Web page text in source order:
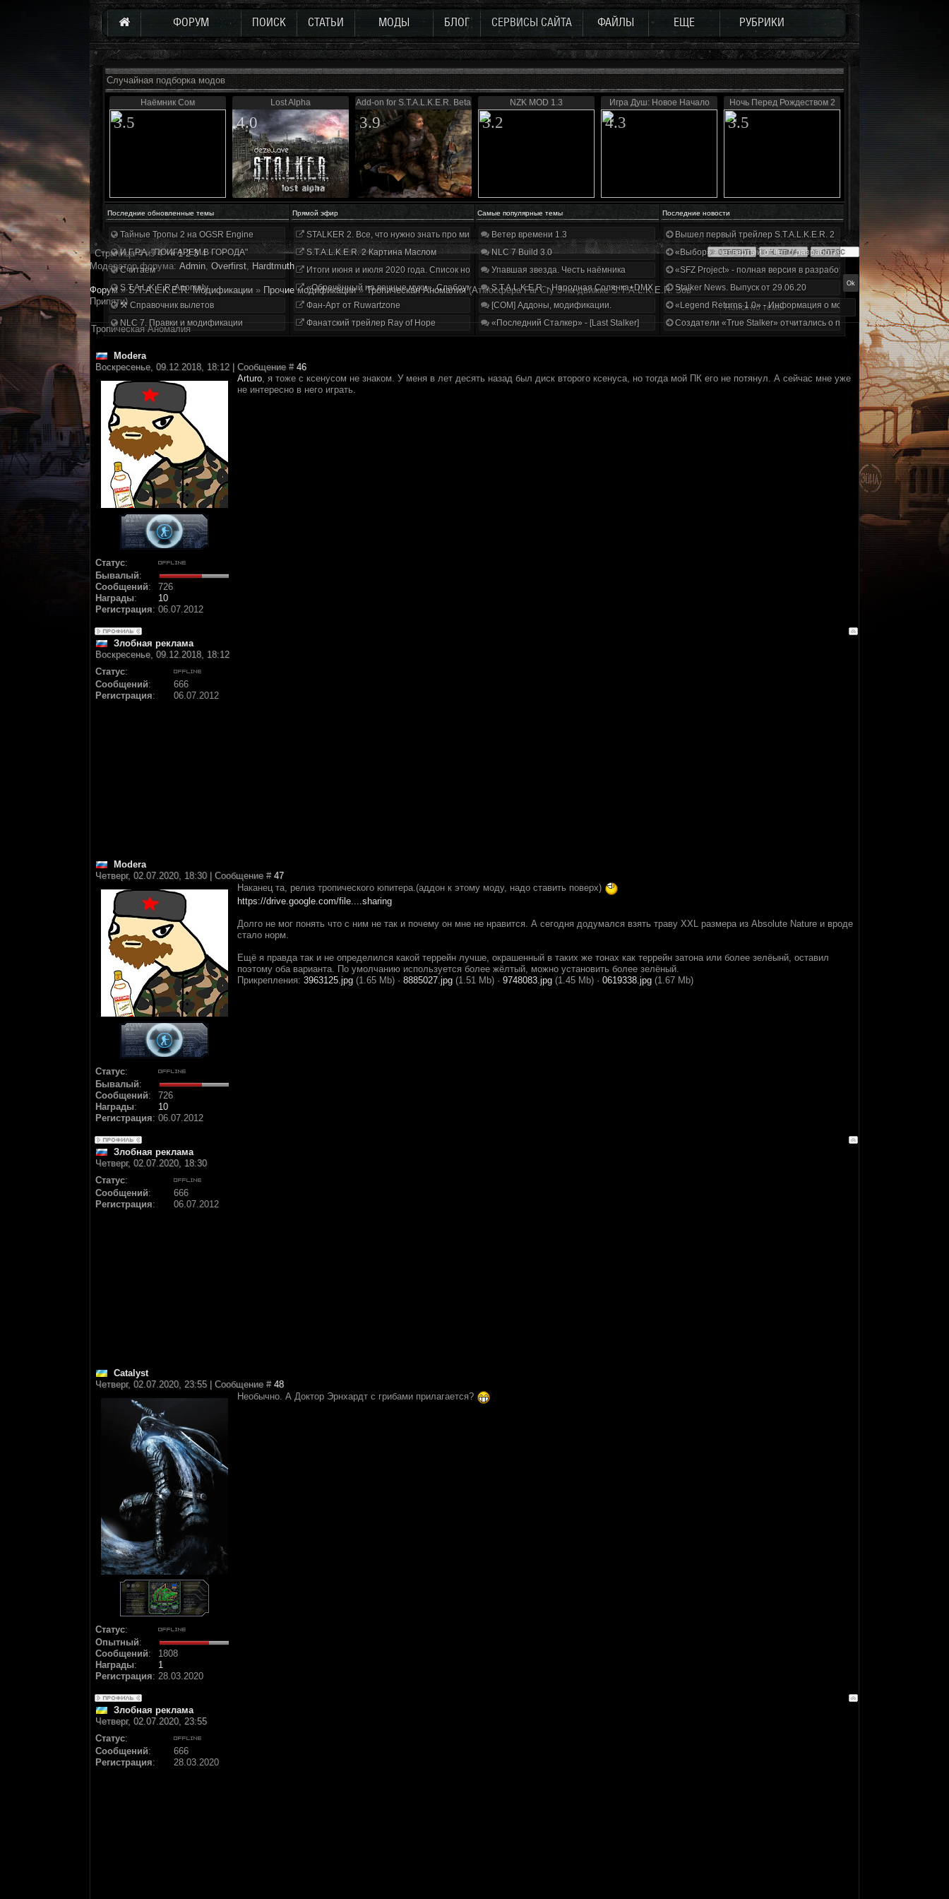
ФОРУМ ПОИСК СТАТЬИ МОДЫ БЛОГ СЕРВИСЫ САЙТА ФАЙЛЫ ЕЩЕ РУБРИКИ
Случайная подборка модов
Наёмник Сом
3.5
Lost Alpha
4.0
Add-on for S.T.A.L.K.E.R. Beta
3.9
NZK MOD 1.3
3.2
Игра Душ: Новое Начало
4.3
Ночь Перед Рождеством 2
3.5
Последние обновленные темы Прямой эфир Самые популярные темы Последние новости
Тайные Тропы 2 на OGSR Engine
И.Г.Р.А. "ПОИГАРЕМ В ГОРОДА"
Считаем
S.T.A.L.K.E.R. Anomaly
⚒ Справочник вылетов
NLC 7. Правки и модификации
STALKER 2. Все, что нужно знать про мир, геймплей и сюжет | Разбор трейлера
S.T.A.L.K.E.R. 2 Картина Маслом
Итоги июня и июля 2020 года. Список нововведений
«Обречённый на вечные муки». Слабоумие и отвага
Фан-Арт от Ruwartzone
Фанатский трейлер Ray of Hope
Ветер времени 1.3
NLC 7 Build 3.0
Упавшая звезда. Честь наёмника
S.T.A.L.K.E.R. - Народная Солянка+DMX 1.3.5.ООП.МА.К.
[COM] Аддоны, модификации.
«Последний Сталкер» - [Last Stalker]
Вышел первый трейлер S.T.A.L.K.E.R. 2
«Выбор» - четвертый отчет о разработке!
«SFZ Project» - полная версия в разработке!
Stalker News. Выпуск от 29.06.20
«Legend Returns 1.0» - Информация о моде за июнь 2020
Создатели «True Stalker» отчитались о проделанной работе
Страница4из4 « 1 2 3 4
Модератор форума: Аdmin, Overfirst, Hardtmuth
Форум » S.T.A.L.K.E.R. Модификации » Прочие модификации » Тропическая Аномалия (Атмосфера Far Cry 3 на движке S.T.A.L.K.E.R. Зов
Припяти)
Тропическая Аномалия
Modera
Воскресенье, 09.12.2018, 18:12 | Сообщение # 46
Статус:
Бывалый:
Сообщений:
726
Награды:
10
Регистрация: 06.07.2012
Arturo, я тоже с ксенусом не знаком. У меня в лет десять назад был диск второго ксенуса, но тогда мой ПК его не потянул. А сейчас мне уже
не интересно в него играть.
Злобная реклама
Воскресенье, 09.12.2018, 18:12
Статус:
Сообщений:
666
Регистрация: 06.07.2012
Modera
Четверг, 02.07.2020, 18:30 | Сообщение # 47
Статус:
Бывалый:
Сообщений:
726
Награды:
10
Регистрация: 06.07.2012
Наканец та, релиз тропического юпитера.(аддон к этому моду, надо ставить поверх)
https://drive.google.com/file....sharing
Долго не мог понять что с ним не так и почему он мне не нравится. А сегодня додумался взять траву XXL размера из Absolute Nаture и вроде
стало норм.
Ещё я правда так и не определился какой террейн лучше, окрашенный в таких же тонах как террейн затона или более зелёынй, оставил
поэтому оба варианта. По умолчанию используется более жёлтый, можно установить более зелёный.
Прикрепления: 3963125.jpg (1.65 Mb) · 8885027.jpg (1.51 Mb) · 9748083.jpg (1.45 Mb) · 0619338.jpg (1.67 Mb)
Злобная реклама
Четверг, 02.07.2020, 18:30
Статус:
Сообщений:
666
Регистрация: 06.07.2012
Catalyst
Четверг, 02.07.2020, 23:55 | Сообщение # 48
Статус:
Опытный:
Сообщений:
1808
Награды:
1
Регистрация: 28.03.2020
Необычно. А Доктор Эрнхардт с грибами прилагается?
Злобная реклама
Четверг, 02.07.2020, 23:55
Статус:
Сообщений:
666
Регистрация: 28.03.2020